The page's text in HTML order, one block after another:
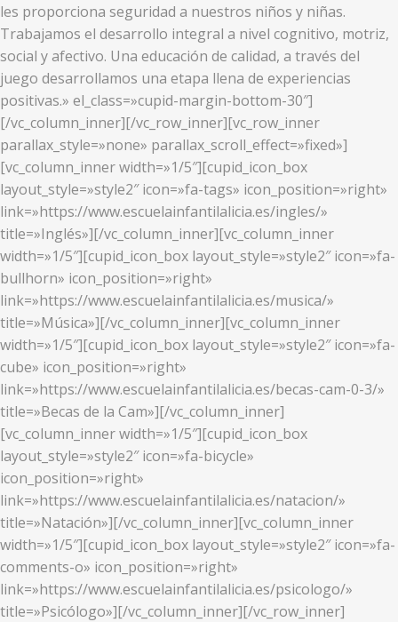
les proporciona seguridad a nuestros niños y niñas.
Trabajamos el desarrollo integral a nivel cognitivo, motriz,
social y afectivo. Una educación de calidad, a través del
juego desarrollamos una etapa llena de experiencias
positivas.» el_class=»cupid-margin-bottom-30″]
[/vc_column_inner][/vc_row_inner][vc_row_inner
parallax_style=»none» parallax_scroll_effect=»fixed»]
[vc_column_inner width=»1/5″][cupid_icon_box
layout_style=»style2″ icon=»fa-tags» icon_position=»right»
link=»https://www.escuelainfantilalicia.es/ingles/»
title=»Inglés»][/vc_column_inner][vc_column_inner
width=»1/5″][cupid_icon_box layout_style=»style2″ icon=»fa-
bullhorn» icon_position=»right»
link=»https://www.escuelainfantilalicia.es/musica/»
title=»Música»][/vc_column_inner][vc_column_inner
width=»1/5″][cupid_icon_box layout_style=»style2″ icon=»fa-
cube» icon_position=»right»
link=»https://www.escuelainfantilalicia.es/becas-cam-0-3/»
title=»Becas de la Cam»][/vc_column_inner]
[vc_column_inner width=»1/5″][cupid_icon_box
layout_style=»style2″ icon=»fa-bicycle»
icon_position=»right»
link=»https://www.escuelainfantilalicia.es/natacion/»
title=»Natación»][/vc_column_inner][vc_column_inner
width=»1/5″][cupid_icon_box layout_style=»style2″ icon=»fa-
comments-o» icon_position=»right»
link=»https://www.escuelainfantilalicia.es/psicologo/»
title=»Psicólogo»][/vc_column_inner][/vc_row_inner]